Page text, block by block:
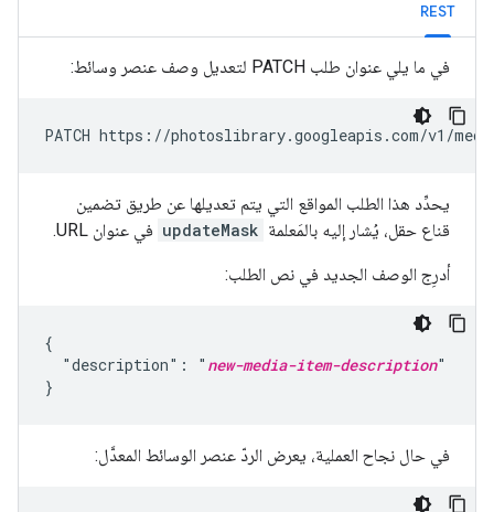
REST
في ما يلي عنوان طلب PATCH لتعديل وصف عنصر وسائط:
PATCH https://photoslibrary.googleapis.com/v1/
يحدِّد هذا الطلب المواقع التي يتم تعديلها عن طريق تضمين
قناع حقل، يُشار إليه بالمَعلمة updateMask في عنوان URL.
أدرِج الوصف الجديد في نص الطلب:
{
  "description": "
new-media-item-description"
}
في حال نجاح العملية، يعرض الردّ عنصر الوسائط المعدَّل: